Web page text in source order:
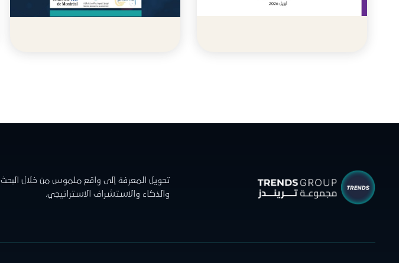
تحويل المعرفة إلى واقع ملموس من خلال البحث
والذكاء والاستشراف الاستراتيجي.